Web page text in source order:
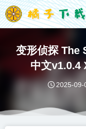
变形侦探 The
中文v1.0.4
2025-09-